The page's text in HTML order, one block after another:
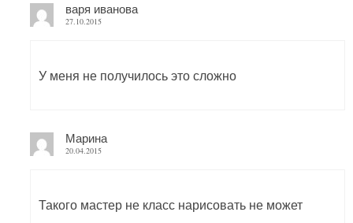
варя иванова
27.10.2015
У меня не получилось это сложно
Марина
20.04.2015
Такого мастер не класс нарисовать не может